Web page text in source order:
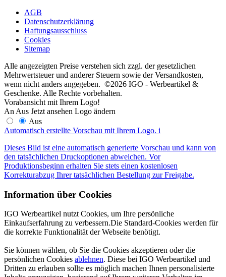
AGB
Datenschutzerklärung
Haftungsausschluss
Cookies
Sitemap
Alle angezeigten Preise verstehen sich zzgl. der gesetzlichen
Mehrwertsteuer und anderer Steuern sowie der Versandkosten,
wenn nicht anders angegeben. ©2026 IGO - Werbeartikel &
Geschenke. Alle Rechte vorbehalten.
Vorabansicht mit Ihrem Logo!
An Aus Jetzt ansehen Logo ändern
Aus
Automatisch erstellte Vorschau mit Ihrem Logo. i
Dieses Bild ist eine automatisch generierte Vorschau und kann von
den tatsächlichen Druckoptionen abweichen. Vor
Produktionsbeginn erhalten Sie stets einen kostenlosen
Korrekturabzug Ihrer tatsächlichen Bestellung zur Freigabe.
Information über Cookies
IGO Werbeartikel nutzt Cookies, um Ihre persönliche
Einkaufserfahrung zu verbessern.Die Standard-Cookies werden für
die korrekte Funktionalität der Webseite benötigt.
Sie können wählen, ob Sie die Cookies akzeptieren oder die
persönlichen Cookies ablehnen. Diese bei IGO Werbeartikel und
Dritten zu erlauben sollte es möglich machen Ihnen personalisierte